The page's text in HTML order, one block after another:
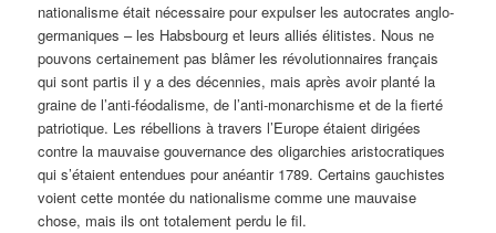
nationalisme était nécessaire pour expulser les autocrates anglo-
germaniques – les Habsbourg et leurs alliés élitistes. Nous ne
pouvons certainement pas blâmer les révolutionnaires français
qui sont partis il y a des décennies, mais après avoir planté la
graine de l’anti-féodalisme, de l’anti-monarchisme et de la fierté
patriotique. Les rébellions à travers l’Europe étaient dirigées
contre la mauvaise gouvernance des oligarchies aristocratiques
qui s’étaient entendues pour anéantir 1789. Certains gauchistes
voient cette montée du nationalisme comme une mauvaise
chose, mais ils ont totalement perdu le fil.